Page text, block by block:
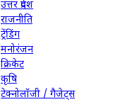
उत्तर प्रदेश
राजनीति
ट्रेंडिंग
मनोरंजन
क्रिकेट
कृषि
टेक्नोलॉजी / गैजेट्स